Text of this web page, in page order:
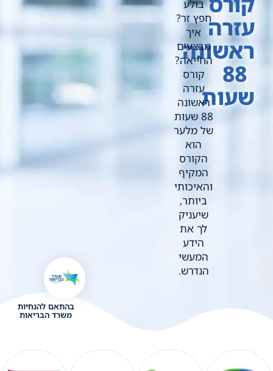
עזרה
ראשונה
88
שעות
בולע
חפץ זר?
איך
מבצעים
החייאה?
קורס
עזרה
ראשונה
88 שעות
של מלער
הוא
הקורס
המקיף
והאיכותי
ביותר,
שיעניק
לך את
הידע
המעשי
הנדרש.
בהתאם להנחיות
משרד הבריאות